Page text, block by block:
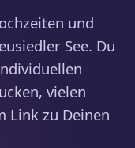
und
See. Du
vielen
Link zu Deinen